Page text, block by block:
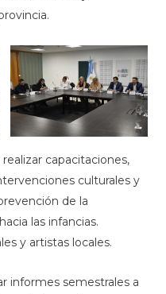
capacitaciones,
culturales y
de la
las infancias.
y artistas locales.
informes semestrales a